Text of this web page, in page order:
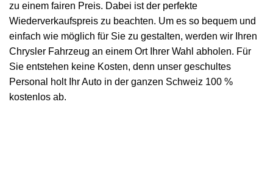
zu einem fairen Preis. Dabei ist der perfekte
Wiederverkaufspreis zu beachten. Um es so bequem und
einfach wie möglich für Sie zu gestalten, werden wir Ihren
Chrysler Fahrzeug an einem Ort Ihrer Wahl abholen. Für
Sie entstehen keine Kosten, denn unser geschultes
Personal holt Ihr Auto in der ganzen Schweiz 100 %
kostenlos ab.